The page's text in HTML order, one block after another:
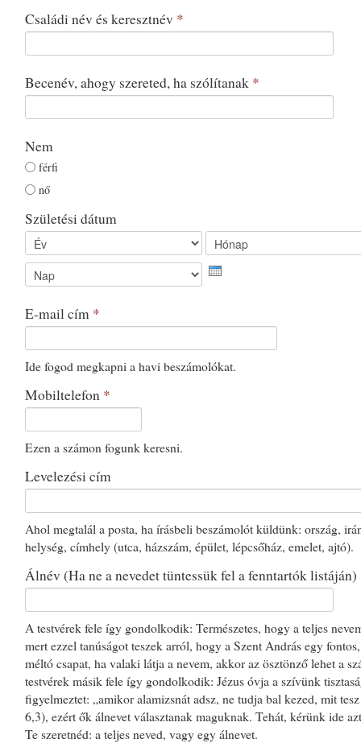
Családi név és keresztnév *
Becenév, ahogy szereted, ha szólítanak *
Nem
férfi
nő
Születési dátum
Év Hónap
E-mail cím *
Ide fogod megkapni a havi beszámolókat.
Mobiltelefon *
Ezen a számon fogunk keresni.
Levelezési cím
Ahol megtalál a posta, ha írásbeli beszámolót küldünk: ország,
helység, címhely (utca, házszám, épület, lépcsőház, emelet, ajtó).
Álnév (Ha ne a nevedet tüntessük fel a fenntartók listáján)
A testvérek fele így gondolkodik: Természetes, hogy a teljes
mert ezzel tanúságot teszek arról, hogy a Szent András egy
méltó csapat, ha valaki látja a nevem, akkor az ösztönző lehet a
testvérek másik fele így gondolkodik: Jézus óvja a szívünk
figyelmeztet: „amikor alamizsnát adsz, ne tudja bal kezed, mit
6,3), ezért ők álnevet választanak maguknak. Tehát, kérünk ide
Te szeretnéd: a teljes neved, vagy egy álnevet.